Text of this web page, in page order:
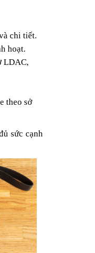
chi tiết.
hoạt.
LDAC,
theo sở
sức cạnh